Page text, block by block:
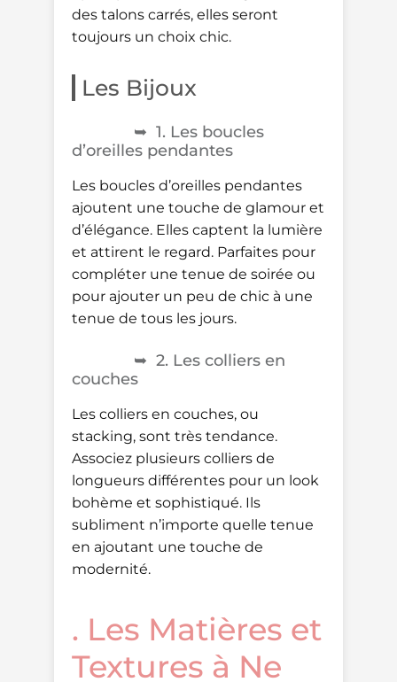
des talons carrés, elles seront
toujours un choix chic.
Les Bijoux
1. Les boucles
d’oreilles pendantes
Les boucles d’oreilles pendantes
ajoutent une touche de glamour et
d’élégance. Elles captent la lumière
et attirent le regard. Parfaites pour
compléter une tenue de soirée ou
pour ajouter un peu de chic à une
tenue de tous les jours.
2. Les colliers en
couches
Les colliers en couches, ou
stacking, sont très tendance.
Associez plusieurs colliers de
longueurs différentes pour un look
bohème et sophistiqué. Ils
subliment n’importe quelle tenue
en ajoutant une touche de
modernité.
. Les Matières et
Textures à Ne